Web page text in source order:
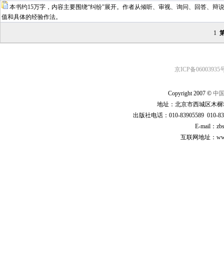
本书约15万字，内容主要围绕“纠纷”展开。作者从倾听、审视、询问、回答、
值和具体的经验作法。
1
京ICP备06003935
Copyright 2007 © 中
地址：北京市西城区木
出版社电话：010-83905589 010-
E-mail：
互联网地址：